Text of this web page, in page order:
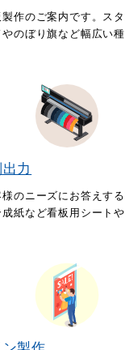
作のご案内です。ス
のぼり旗など幅広い
力
のニーズにお答えす
紙など看板用シート